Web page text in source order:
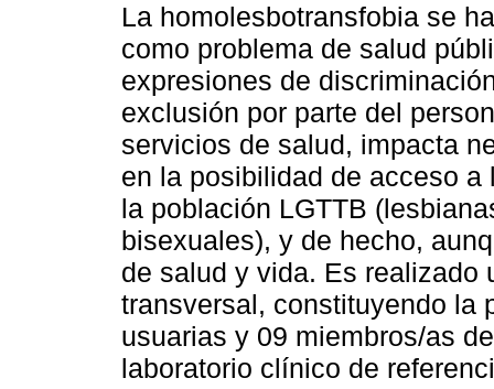
La homolesbotransfobia se
como problema de salud
expresiones de
exclusión por parte del
servicios de salud, impacta
en la posibilidad de acceso
la población LGTTB
bisexuales), y de hecho,
de salud y vida. Es realizado
transversal, constituyendo la
usuarias y 09 miembros/as
laboratorio clínico de